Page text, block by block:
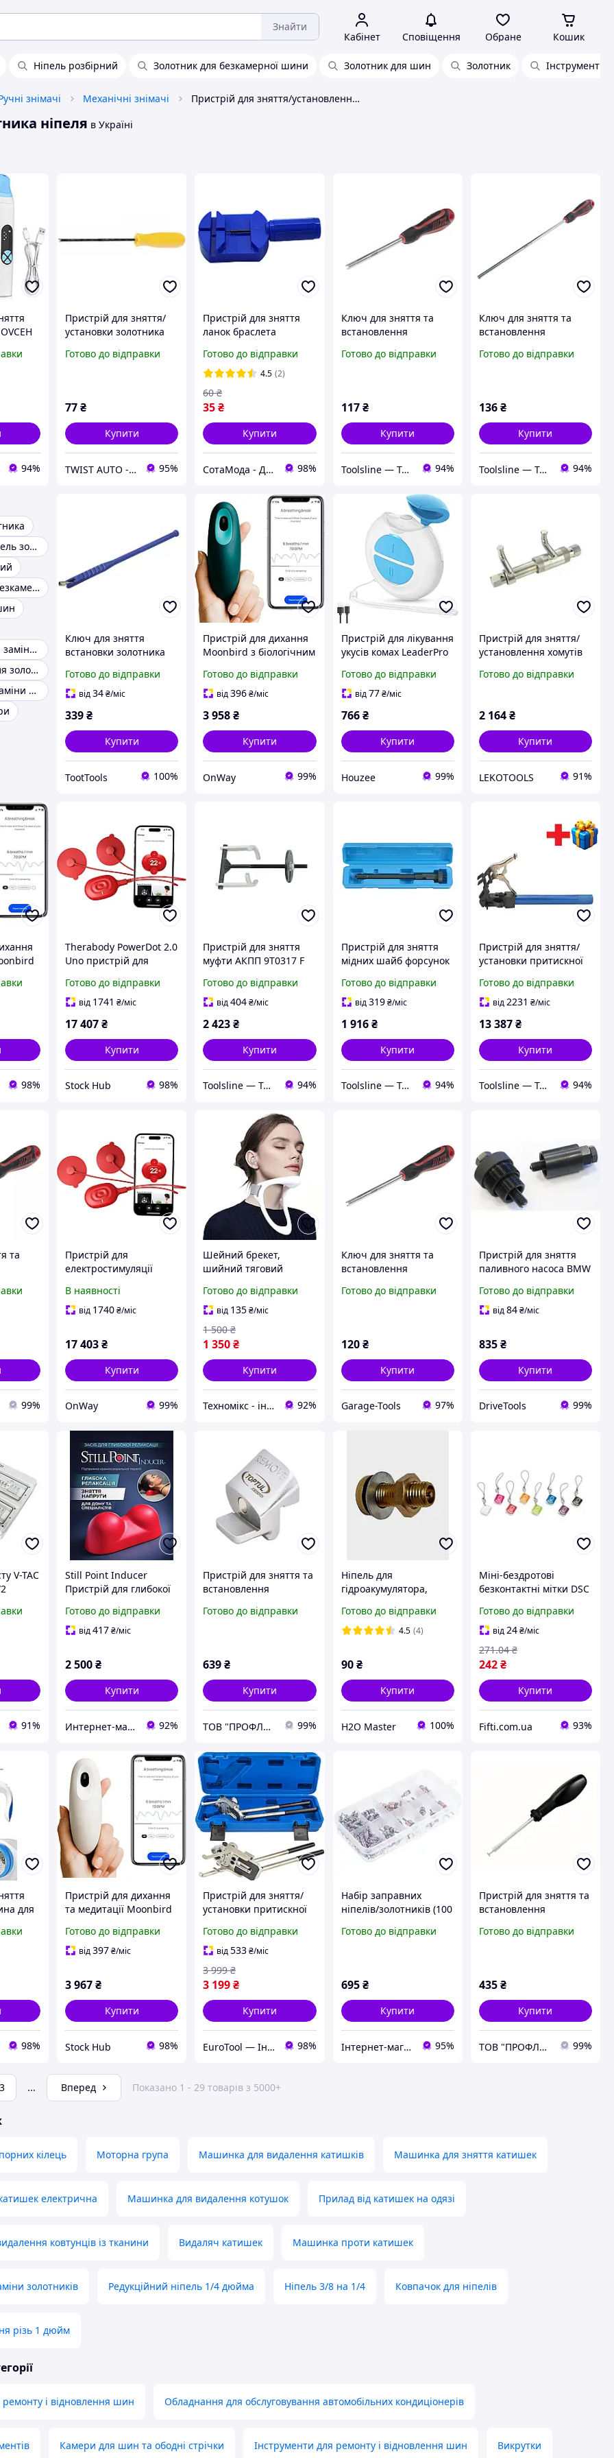
Знайти
Кабінет Сповіщення Обране Кошик
Ніпель розбірний Золотник для безкамерної шини Золотник для шин Золотник Інструмент
знімачі Механічні знімачі Пристрій для зняття/установлення золотника ніпеля
ніпеля в Україні
94%
Пристрій для зняття/
установки золотника
JTC
Готово до відправки
77₴
Купити
TWIST AUTO - інструмент за доступною ціною 95%
Пристрій для зняття
ланок браслета
пристосування для
регулювання довжини
браслета
Готово до відправки
4.5 (2)
35₴
60 ₴
Купити
СотаМода - Дискаунтер аксесуарів 98%
Ключ для зняття та
встановлення
5,5х60мм з магнітом,
Готово до відправки
117 ₴
Купити
Toolsline — Твоя лінія інструменту 94%
Ключ для зняття та
встановлення
4,5х160мм з магнітом
Готово до відправки
136₴
Купити
Toolsline — Твоя лінія інструменту 94%
Перехідник ніпель золотник
Золотник для безкамерної шини
Інструмент для заміни ніпеля
Інструменти для золотника
Пристрій для заміни ніпеля
Ключ для зняття
встановки золотника
6553
Готово до відправки
від34₴/міс
339₴
Купити
TootTools 100%
Пристрій для дихання
Moonbird з біологічним
зняття стресу та
покращення сну
Готово до відправки
від396₴/міс
3 958₴
Купити
OnWay 99%
Пристрій для лікування
укусів комах LeaderPro
ручка для зняття
сверблячки та
Готово до відправки
від77 ₴/міс
766 ₴
Купити
Houzee 99%
Пристрій для зняття/
установлення хомутів
AUDI (FORCE 9T0301)
Готово до відправки
2 164₴
Купити
LEKOTOOLS 91%
98%
Therabody PowerDot 2.0
Uno пристрій для
м'язів Bluetooth для
зняття болю
Готово до відправки
від 1741 ₴/міс
17 407₴
Купити
Stock Hub 98%
Пристрій для зняття
муфти АКПП 9T0317 F
Готово до відправки
від404₴/міс
2 423₴
Купити
Toolsline — Твоя лінія інструменту 94%
Пристрій для зняття
мідних шайб форсунок
9G0118 F
Готово до відправки
від319 ₴/міс
1 916 ₴
Купити
Toolsline — Твоя лінія інструменту 94%
Пристрій для зняття/
установки притискної
(N51/N52)
Готово до відправки
від 2231 ₴/міс
13 387₴
Купити
Toolsline — Твоя лінія інструменту 94%
та
99%
Пристрій для
електростимуляції
PowerDot 2.0 Uno
Bluetooth червоний
відновлення
В наявності
від 1740₴/міс
17 403₴
Купити
OnWay 99%
Шейний брекет,
шийний тяговий
полегшення болю в
шиї, зняття тиску в
хребті, корекції
постави
Готово до відправки
від 135₴/міс
1 350₴
1 500 ₴
Купити
Техномікс - інтернет - магазин якісної техніки, електроніки та інших товарів для дому та роботи 92%
Ключ для зняття та
встановлення
5,5х60мм з магнітом
Готово до відправки
120 ₴
Купити
Garage-Tools 97%
Пристрій для зняття
паливного насоса BMW
REWOLT (T1547)
Готово до відправки
від84₴/міс
835₴
Купити
DriveTools 99%
V-TAC
91%
Still Point Inducer
Пристрій для глибокої
напруги
Готово до відправки
від417₴/міс
2 500₴
Купити
Интернет-магазин Школы «Реабилитолог» 92%
Пристрій для зняття та
встановлення
TOPTUL JDED0101
Готово до відправки
639₴
Купити
ТОВ "ПРОФЛАЙН 2000" 99%
Ніпель для
гідроакумулятора,
накачування повітря в
бачок
Готово до відправки
4.5 (4)
90 ₴
Купити
H2O Master 100%
Міні-бездротові
безконтактні мітки DSC
встановлення та
зняття з охорони
Готово до відправки
від24₴/міс
242₴
271.04 ₴
Купити
Fifti.com.ua 93%
для
98%
Пристрій для дихання
та медитації Moonbird
інструмент для зняття
стресу та поліпшення
Готово до відправки
від397₴/міс
3 967₴
Купити
Stock Hub 98%
Пристрій для зняття/
установки притискної
BMW N20 N26 N55
MSW MSW-VPSRI-BMW
Falcon F10310
Готово до відправки
від533₴/міс
3 199₴
3 999 ₴
Купити
ㅤEuroTool — Інструмент і Обладнання 98%
Набір заправних
ніпелів/золотників (100
автокондиціонерів
Готово до відправки
695 ₴
Купити
Інтернет-магазин "GoodParts" 95%
Пристрій для зняття та
встановлення
дверей VAG (FORCE
Готово до відправки
435₴
Купити
ТОВ "ПРОФЛАЙН 2000" 99%
3 ... Вперед Показано 1 - 29 товарів з 5000+
кілець Моторна група Машинка для видалення катишків Машинка для зняття катишек
електрична Машинка для видалення котушок Прилад від катишек на одязі
ковтунців із тканини Видаляч катишек Машинка проти катишек
золотників Редукційний ніпель 1/4 дюйма Ніпель 3/8 на 1/4 Ковпачок для ніпелів
різь 1 дюйм
і відновлення шин Обладнання для обслуговування автомобільних кондиціонерів
Камери для шин та ободні стрічки Інструменти для ремонту і відновлення шин Викрутки